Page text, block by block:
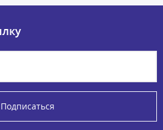
Подписаться